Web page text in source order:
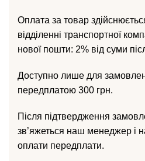
Оплата за товар
відділенні транспортної
нової пошти: 2% від суми
Доступно лише для
передплатою 300 грн.
Після підтвердження
зв’яжеться наш менеджер і
оплати передплати.